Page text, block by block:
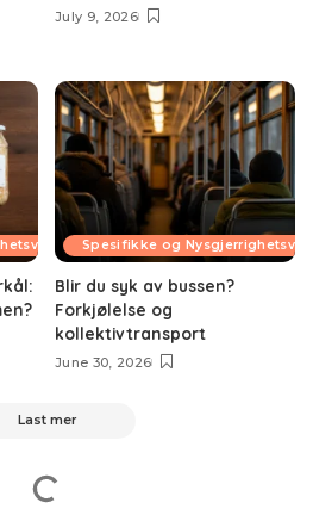
July 9, 2026
Temaer
Spesifikke og
Blir du syk av bussen?
Forkjølelse og
kollektivtransport
June 30, 2026
Last mer